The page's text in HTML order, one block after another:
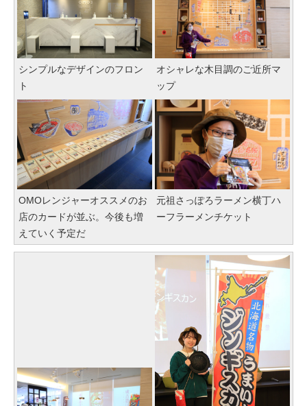
シンプルなデザインのフロン
ト
オシャレな木目調のご近所マ
ップ
OMOレンジャーオススメのお
店のカードが並ぶ。今後も増
えていく予定だ
元祖さっぽろラーメン横丁ハ
ーフラーメンチケット